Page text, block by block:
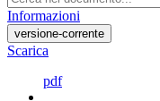
Informazioni
versione-corrente
Scarica
pdf